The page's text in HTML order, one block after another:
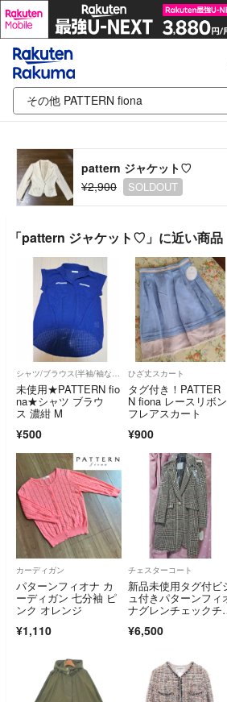
pattern ジャケット♡
¥2,900
SOLDOUT
「pattern ジャケット♡」に近い商品
シャツ/ブラウス(半袖/袖なし)
未使用★PATTERN fio
na★シャツ ブラウ
ス 濃紺 M
¥500
ひざ丈スカート
タグ付き！PATTER
N fiona レースリボン
フレアスカート
¥900
カーディガン
パターンフィオナ カ
ーディガン 七分袖 ピ
ンク オレンジ
¥1,110
チェスターコート
新品未使用タグ付ビ
ュ付きパターンフィ
ナグレンチェックチ
¥6,500